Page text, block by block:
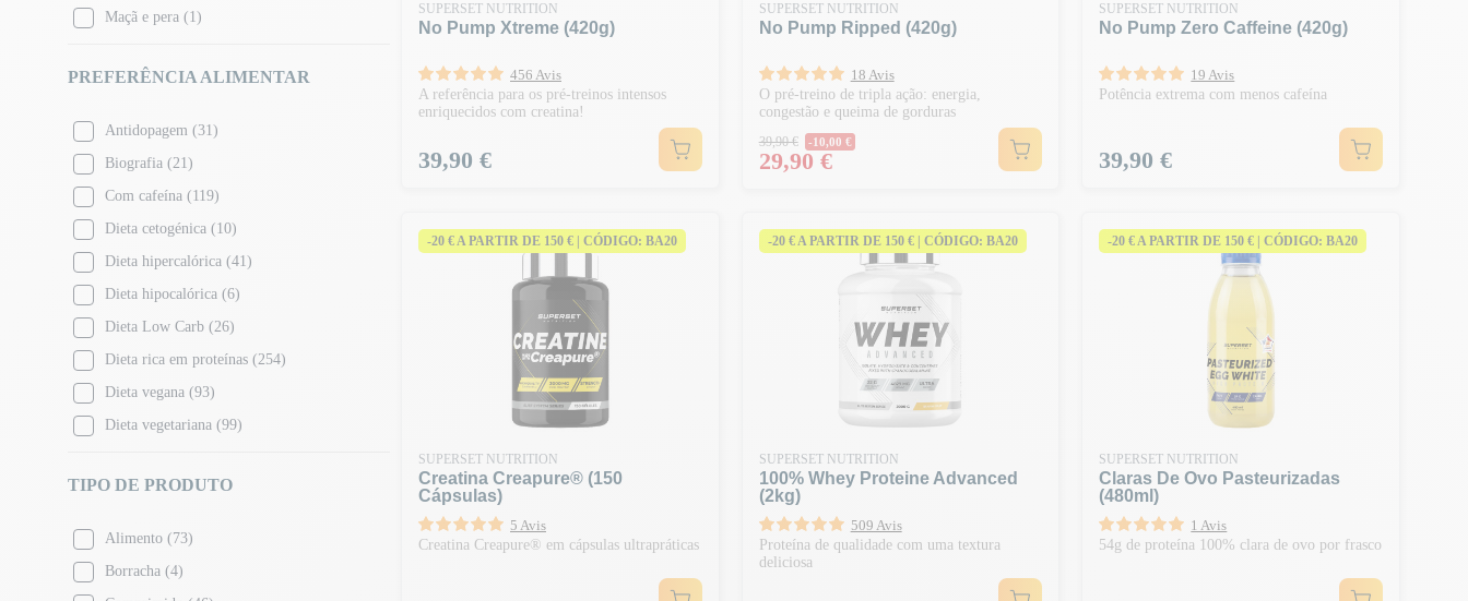
Maçã e pera (1)
Crumble de maçã(1)
Biscoito de pera(1)
Biscoitos pretos
Blackberry(3)
PREFERÊNCIA ALIMENTAR
Antidopagem (31)
Biografia (21)
Com cafeína (119)
Dieta cetogénica (10)
Dieta hipercalórica (41)
Dieta hipocalórica (6)
Dieta Low Carb (26)
Dieta rica em proteínas (254)
Dieta vegana (93)
Dieta vegetariana (99)
Kosher(1)
TIPO DE PRODUTO
Alimento (73)
Borracha (4)
SUPERSET NUTRITION
No Pump Xtreme (420g)
456 Avis
A referência para os pré-treinos intensos
enriquecidos com creatina!
Preço
39,90 €
SUPERSET NUTRITION
No Pump Ripped (420g)
18 Avis
O pré-treino de tripla ação: energia,
congestão e queima de gorduras
Preço normal
39,90 € -10,00 €
Preço
29,90 €
SUPERSET NUTRITION
No Pump Zero Caffeine (420g)
19 Avis
Potência extrema com menos cafeína
Preço
39,90 €
-20 € A PARTIR DE 150 € | CÓDIGO: BA20
SUPERSET NUTRITION
Creatina Creapure® (150
Cápsulas)
5 Avis
Creatina Creapure® em cápsulas ultrapráticas
-20 € A PARTIR DE 150 € | CÓDIGO: BA20
SUPERSET NUTRITION
100% Whey Proteine Advanced
(2kg)
509 Avis
Proteína de qualidade com uma textura
deliciosa
-20 € A PARTIR DE 150 € | CÓDIGO: BA20
SUPERSET NUTRITION
Claras De Ovo Pasteurizadas
(480ml)
1 Avis
54g de proteína 100% clara de ovo por frasco